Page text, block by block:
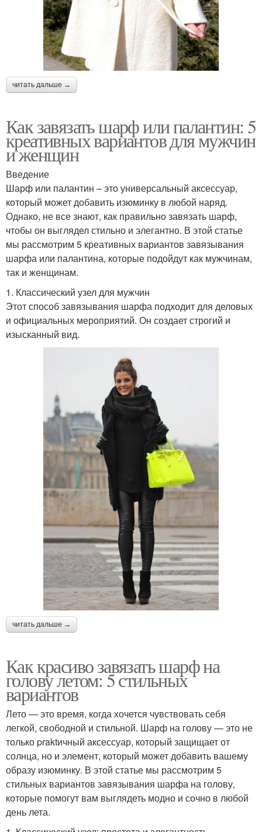
читать дальше →
Как завязать шарф или палантин: 5
креативных вариантов для мужчин
и женщин
Введение
Шарф или палантин – это универсальный аксессуар,
который может добавить изюминку в любой наряд.
Однако, не все знают, как правильно завязать шарф,
чтобы он выглядел стильно и элегантно. В этой статье
мы рассмотрим 5 креативных вариантов завязывания
шарфа или палантина, которые подойдут как мужчинам,
так и женщинам.
1. Классический узел для мужчин
Этот способ завязывания шарфа подходит для деловых
и официальных мероприятий. Он создает строгий и
изысканный вид.
читать дальше →
Как красиво завязать шарф на
голову летом: 5 стильных
вариантов
Лето — это время, когда хочется чувствовать себя
легкой, свободной и стильной. Шарф на голову — это не
только praktичный аксессуар, который защищает от
солнца, но и элемент, который может добавить вашему
образу изюминку. В этой статье мы рассмотрим 5
стильных вариантов завязывания шарфа на голову,
которые помогут вам выглядеть модно и сочно в любой
день лета.